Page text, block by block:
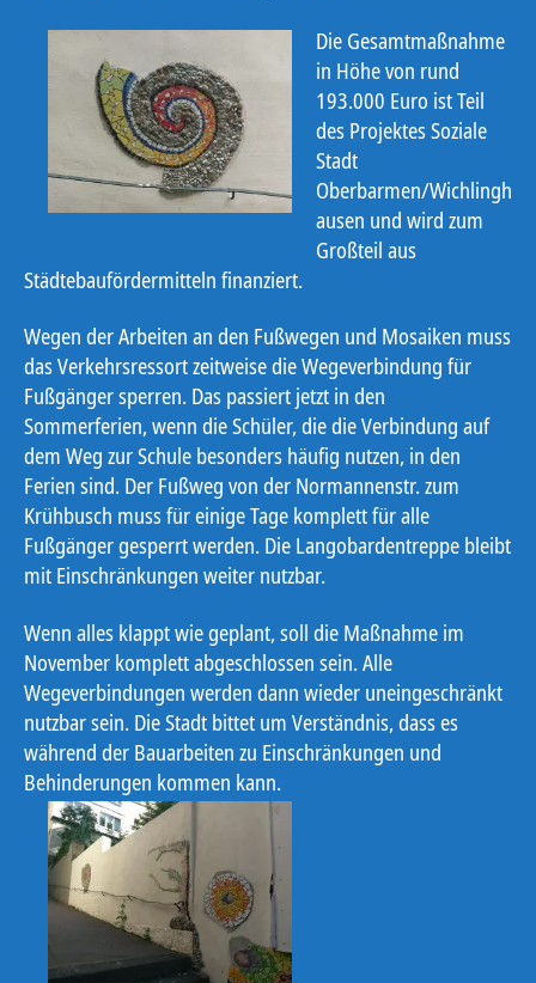
Die Gesamtmaßnahme
in Höhe von rund
193.000 Euro ist Teil
des Projektes Soziale
Stadt
Oberbarmen/Wichlingh
ausen und wird zum
Großteil aus
Städtebaufördermitteln finanziert.
Wegen der Arbeiten an den Fußwegen und Mosaiken muss
das Verkehrsressort zeitweise die Wegeverbindung für
Fußgänger sperren. Das passiert jetzt in den
Sommerferien, wenn die Schüler, die die Verbindung auf
dem Weg zur Schule besonders häufig nutzen, in den
Ferien sind. Der Fußweg von der Normannenstr. zum
Krühbusch muss für einige Tage komplett für alle
Fußgänger gesperrt werden. Die Langobardentreppe bleibt
mit Einschränkungen weiter nutzbar.
Wenn alles klappt wie geplant, soll die Maßnahme im
November komplett abgeschlossen sein. Alle
Wegeverbindungen werden dann wieder uneingeschränkt
nutzbar sein. Die Stadt bittet um Verständnis, dass es
während der Bauarbeiten zu Einschränkungen und
Behinderungen kommen kann.